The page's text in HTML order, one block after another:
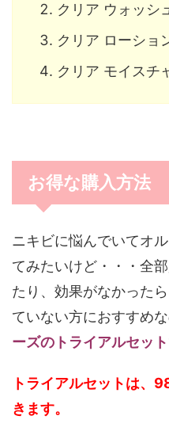
クリア ウォッシ
クリア ローショ
クリア モイスチ
お得な購入方法
ニキビに悩んでいてオ
てみたいけど・・・全
たり、効果がなかった
ていない方におすすめな
ーズのトライアルセット
トライアルセットは、
きます。